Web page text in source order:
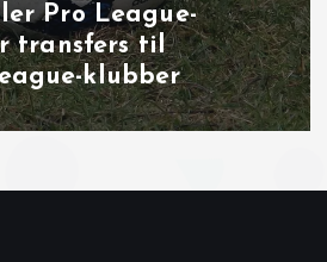
40: overbevisende
Sint‑Truiden
Marien